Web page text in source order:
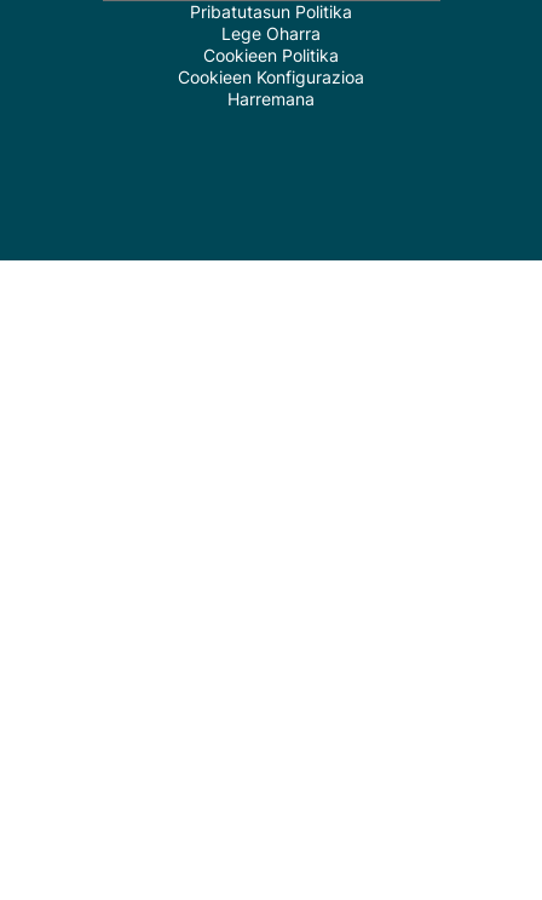
Pribatutasun Politika
Lege Oharra
Cookieen Politika
Cookieen Konfigurazioa
Harremana